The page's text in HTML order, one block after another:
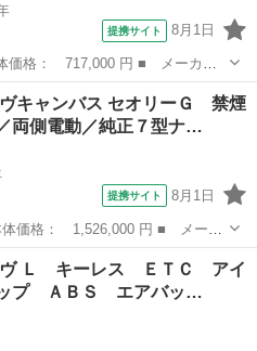
提携サイト 8月1日
■ グレード名： Ｌ ＳＡＩ
数： 5D ■ ミッション： C...
キャンバス セオリーＧ 禁煙
両側電動／純正７型ナ…
提携サイト 8月1日
ヴキャンバス ■ グレード
／両側電動／純正７型ナビ／バ
ヴ Ｌ キーレス ＥＴＣ アイ
ップ ＡＢＳ エアバッ…